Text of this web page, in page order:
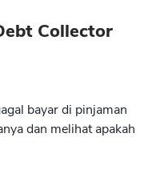
Collector
bayar di pinjaman
dan melihat apakah